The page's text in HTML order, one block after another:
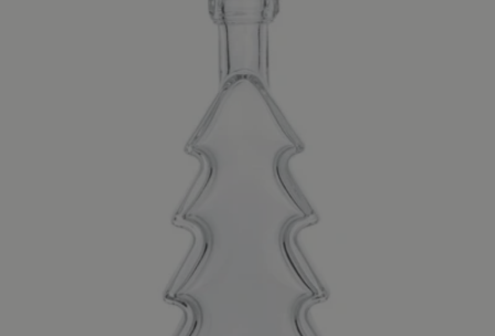
Sie das Medium 0 im Modalformat